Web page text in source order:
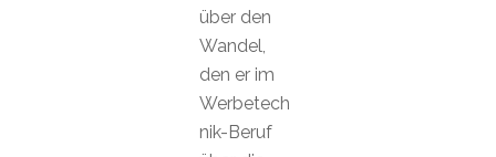
über den
Wandel,
den er im
Werbetech
nik-Beruf